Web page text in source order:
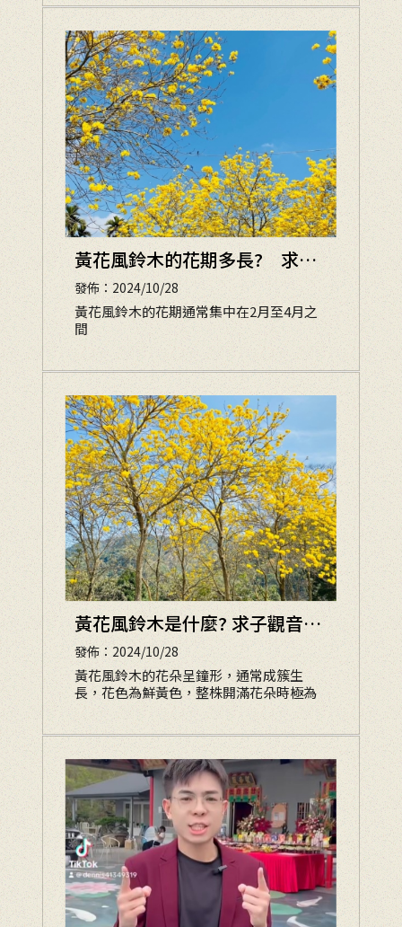
黃花風鈴木的花期多長? 求平
安宮廟｜南投求平安宮廟
發佈：2024/10/28
黃花風鈴木的花期通常集中在2月至4月之
間
黃花風鈴木是什麼? 求子觀音廟
｜南投求子觀音廟
發佈：2024/10/28
黃花風鈴木的花朵呈鐘形，通常成簇生
長，花色為鮮黃色，整株開滿花朵時極為